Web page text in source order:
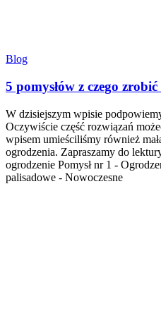
Blog
5 pomysłów z czego
W dzisiejszym wpisie
Oczywiście część rozwiązań
wpisem umieściliśmy również
ogrodzenia. Zapraszamy do
ogrodzenie Pomysł nr 1 -
palisadowe - Nowoczesne